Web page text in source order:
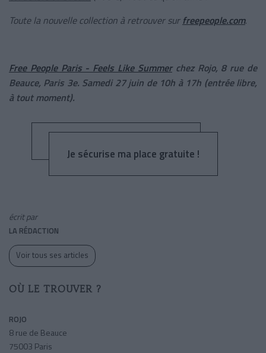
Toute la nouvelle collection à retrouver surfreepeople.com.
Free People Paris - Feels Like Summerchez Rojo, 8 rue de
Beauce, Paris 3e. Samedi 27 juin de 10h à 17h (entrée libre,
à tout moment).
Je sécurise ma place gratuite !
écrit par
LA RÉDACTION
Voir tous ses articles
OÙ LE TROUVER ?
ROJO
8 rue de Beauce
75003 Paris